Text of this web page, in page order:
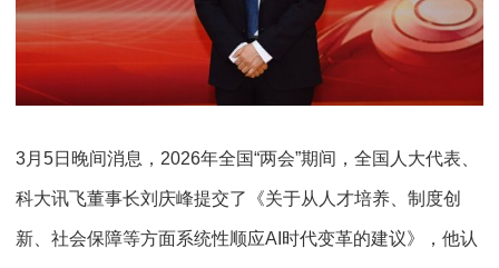
3月5日晚间消息，2026年全国“两会”期间，全国人大代表、
科大讯飞董事长刘庆峰提交了《关于从人才培养、制度创
新、社会保障等方面系统性顺应AI时代变革的建议》，他认